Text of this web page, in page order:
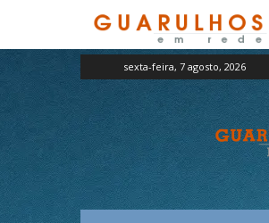
sexta-feira, 7 agosto, 2026
Guarulhos
em
Rede